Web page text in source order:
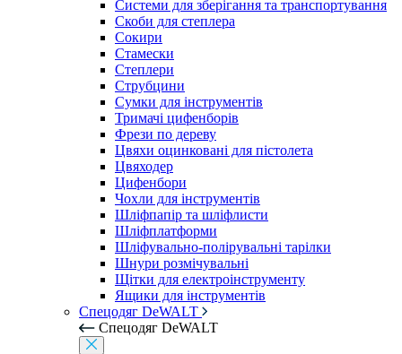
Системи для зберігання та транспортування
Скоби для степлера
Сокири
Стамески
Степлери
Струбцини
Сумки для інструментів
Тримачі цифенборів
Фрези по дереву
Цвяхи оцинковані для пістолета
Цвяходер
Цифенбори
Чохли для інструментів
Шліфпапір та шліфлисти
Шліфплатформи
Шліфувально-полірувальні тарілки
Шнури розмічувальні
Щітки для електроінструменту
Ящики для інструментів
Спецодяг DeWALT
Спецодяг DeWALT